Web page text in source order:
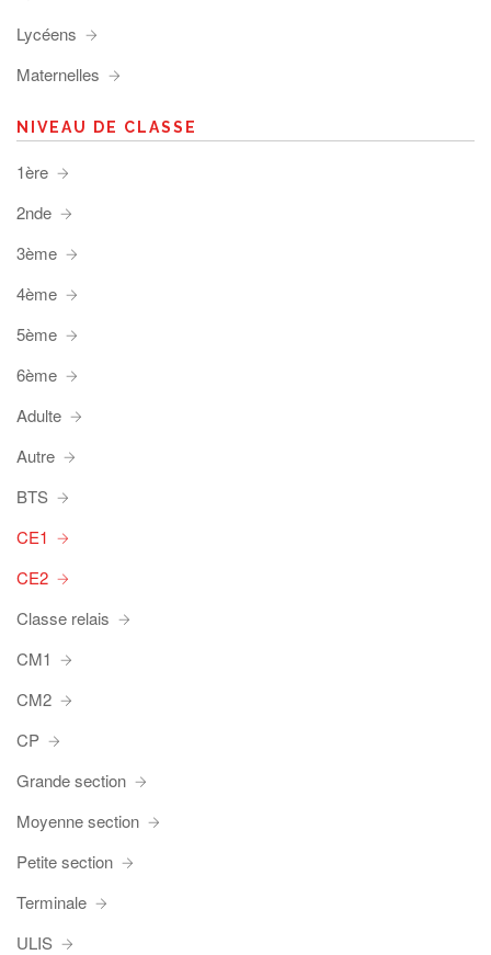
Lycéens
Maternelles
NIVEAU DE CLASSE
1ère
2nde
3ème
4ème
5ème
6ème
Adulte
Autre
BTS
CE1
CE2
Classe relais
CM1
CM2
CP
Grande section
Moyenne section
Petite section
Terminale
ULIS